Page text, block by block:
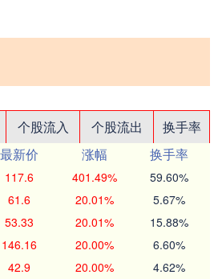
个股流入 个股流出
换手率
最新价 涨幅
换手率
117.6 401.49% 59.60%
61.6 20.01% 5.67%
53.33 20.01% 15.88%
146.16 20.00% 6.60%
42.9 20.00% 4.62%